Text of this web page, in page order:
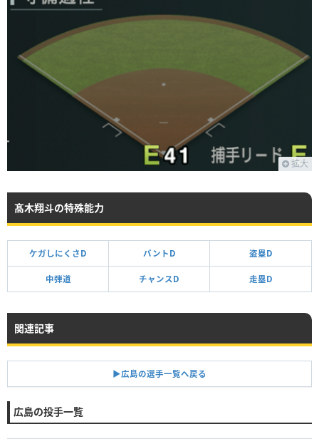
拡大
髙木翔斗の特殊能力
ケガしにくさD バントD 盗塁D
中弾道 チャンスD 走塁D
関連記事
▶︎広島の選手一覧へ戻る
広島の投手一覧